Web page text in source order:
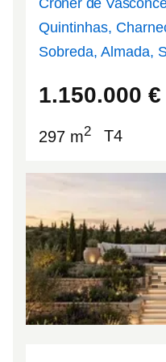
Quintinhas,
Sobreda, Almada,
1.150.000 €
297 m2 T4